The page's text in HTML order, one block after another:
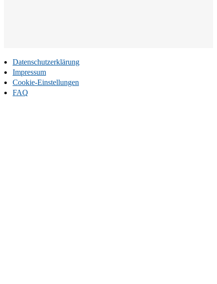
Datenschutzerklärung
Impressum
Cookie-Einstellungen
FAQ